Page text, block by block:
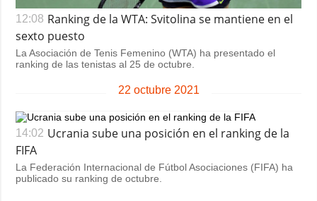
12:08 Ranking de la WTA: Svitolina se mantiene en el
sexto puesto
La Asociación de Tenis Femenino (WTA) ha presentado el
ranking de las tenistas al 25 de octubre.
22 octubre 2021
14:02 Ucrania sube una posición en el ranking de la
FIFA
La Federación Internacional de Fútbol Asociaciones (FIFA) ha
publicado su ranking de octubre.